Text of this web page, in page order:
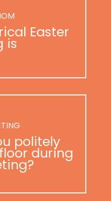
Easter
is
politely
during